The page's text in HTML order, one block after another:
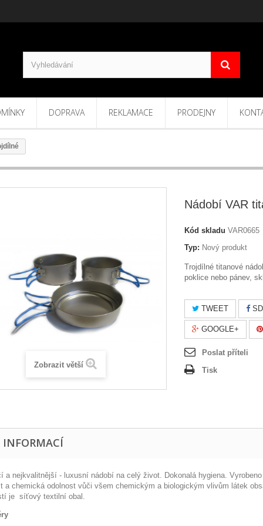
DOPRAVA REKLAMACE PRODEJNY
Zobrazit větší
Nádobí VAR
Kód skladu VAR0665
Typ: Nový produkt
Trojdílné titanové
poklice nebo pánev,
TWEET
GOOGLE+
Poslat příteli
Tisk
INFORMACÍ
a nejkvalitnější - luxusní nádobí na celý život. Dokonalá hygiena.
a chemická odolnost vůči všem chemickým a biologickým vlivům látek
je síťový textilní obal.